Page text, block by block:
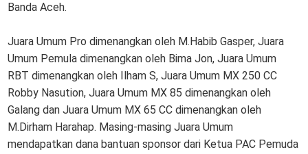
Banda Aceh.
Juara Umum Pro dimenangkan oleh M.Habib Gasper, Juara
Umum Pemula dimenangkan oleh Bima Jon, Juara Umum
RBT dimenangkan oleh Ilham S, Juara Umum MX 250 CC
Robby Nasution, Juara Umum MX 85 dimenangkan oleh
Galang dan Juara Umum MX 65 CC dimenangkan oleh
M.Dirham Harahap. Masing-masing Juara Umum
mendapatkan dana bantuan sponsor dari Ketua PAC Pemuda